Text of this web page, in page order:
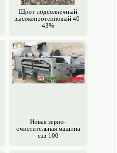
Шрот подсолнечный
высоко­протеиновый 40-
43%
Новая зерно­
очистительная машина
сзв-100